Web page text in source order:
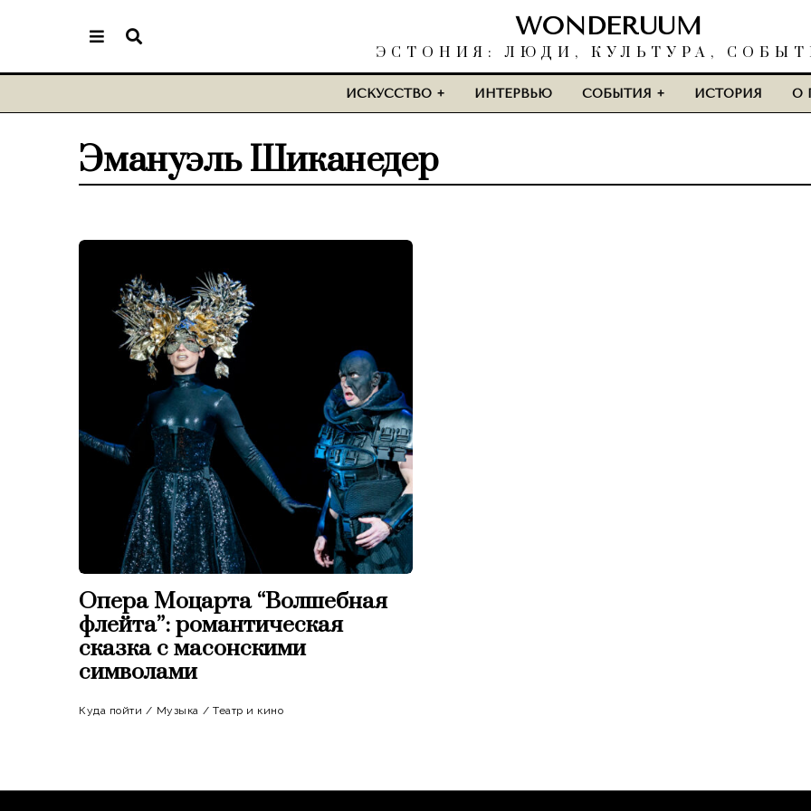
WONDERUUM
ЭСТОНИЯ: ЛЮДИ, КУЛЬТУРА,
ИСКУССТВО ИНТЕРВЬЮ СОБЫТИЯ ИСТОРИЯ О
Эмануэль Шиканедер
Опера Моцарта “Волшебная
флейта”: романтическая
сказка с масонскими
символами
Куда пойти / Музыка / Театр и кино